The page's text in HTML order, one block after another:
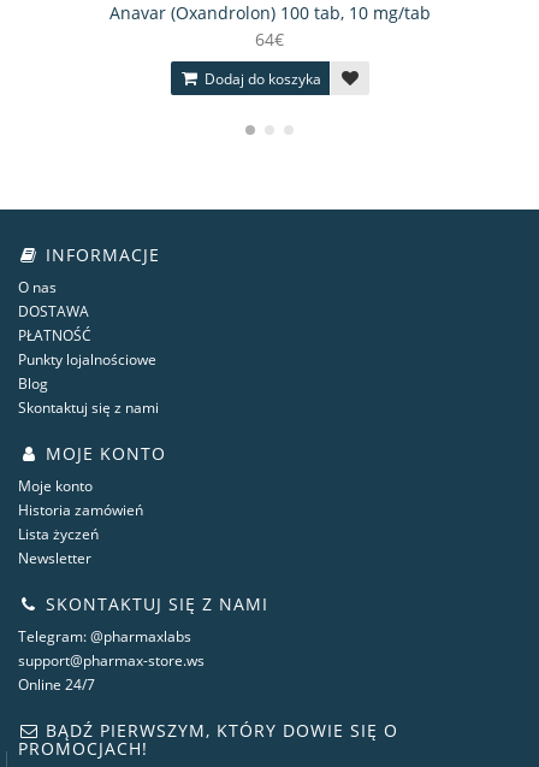
Anavar (Oxandrolon) 100 tab, 10 mg/tab
64€
Dodaj do koszyka
INFORMACJE
O nas
DOSTAWA
PŁATNOŚĆ
Punkty lojalnościowe
Blog
Skontaktuj się z nami
MOJE KONTO
Moje konto
Historia zamówień
Lista życzeń
Newsletter
SKONTAKTUJ SIĘ Z NAMI
Telegram: @pharmaxlabs
support@pharmax-store.ws
Online 24/7
BĄDŹ PIERWSZYM, KTÓRY DOWIE SIĘ O
PROMOCJACH!